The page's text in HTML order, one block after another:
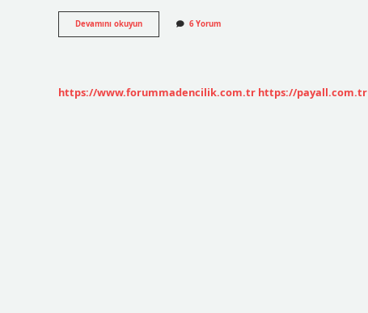
Devamını okuyunKia
Bongo
yakar
6 Yorum
https://www.forummadencilik.com.tr https://payall.com.tr